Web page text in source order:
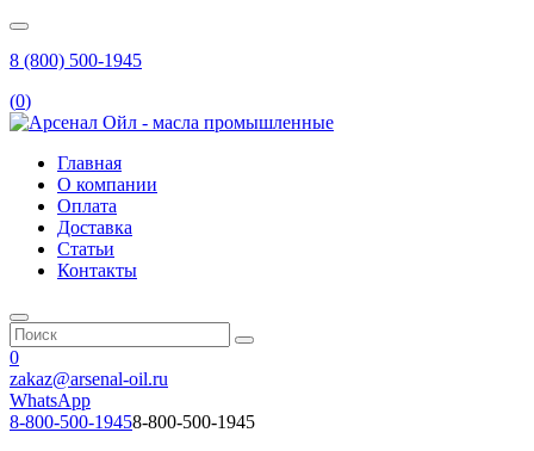
8 (800) 500-1945
(0)
Главная
О компании
Оплата
Доставка
Статьи
Контакты
0
zakaz@arsenal-oil.ru
WhatsApp
8-800-500-19458-800-500-1945